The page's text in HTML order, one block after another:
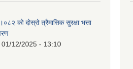
को दोस्रो त्रैमासिक सुरक्षा भत्ता
01/12/2025 - 13:10